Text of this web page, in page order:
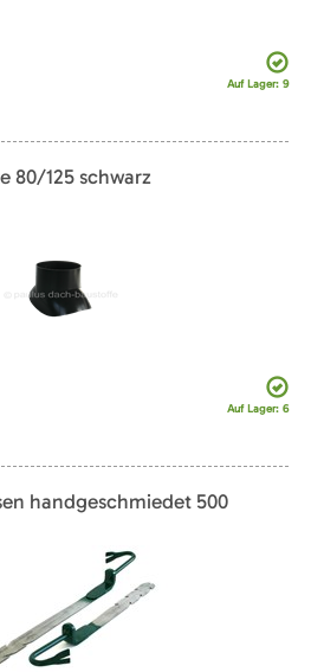
Auf Lager: 9
80/125 schwarz
Auf Lager: 6
handgeschmiedet 500